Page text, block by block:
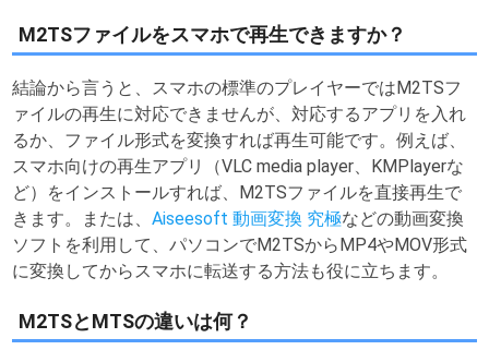
M2TSファイルをスマホで再生できますか？
結論から言うと、スマホの標準のプレイヤーではM2TSフ
ァイルの再生に対応できませんが、対応するアプリを入れ
るか、ファイル形式を変換すれば再生可能です。例えば、
スマホ向けの再生アプリ（VLC media player、KMPlayerな
ど）をインストールすれば、M2TSファイルを直接再生で
きます。または、Aiseesoft 動画変換 究極などの動画変換
ソフトを利用して、パソコンでM2TSからMP4やMOV形式
に変換してからスマホに転送する方法も役に立ちます。
M2TSとMTSの違いは何？